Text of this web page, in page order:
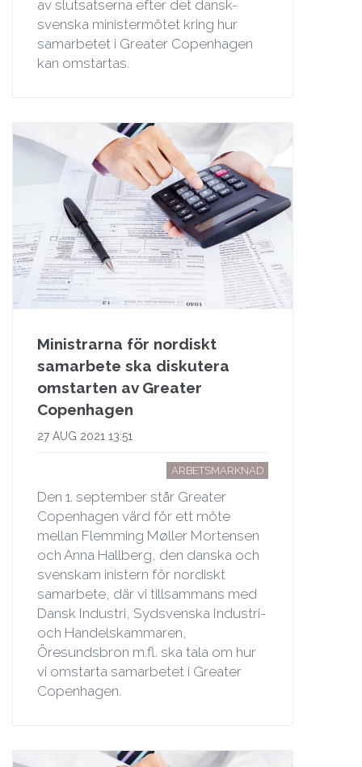
av slutsatserna efter det dansk-
svenska ministermötet kring hur
samarbetet i Greater Copenhagen
kan omstartas.
Ministrarna för nordiskt
samarbete ska diskutera
omstarten av Greater
Copenhagen
27 AUG 2021 13:51
ARBETSMARKNAD
Den 1. september står Greater
Copenhagen värd för ett möte
mellan Flemming Møller Mortensen
och Anna Hallberg, den danska och
svenskam inistern för nordiskt
samarbete, där vi tillsammans med
Dansk Industri, Sydsvenska Industri-
och Handelskammaren,
Öresundsbron m.fl. ska tala om hur
vi omstarta samarbetet i Greater
Copenhagen.